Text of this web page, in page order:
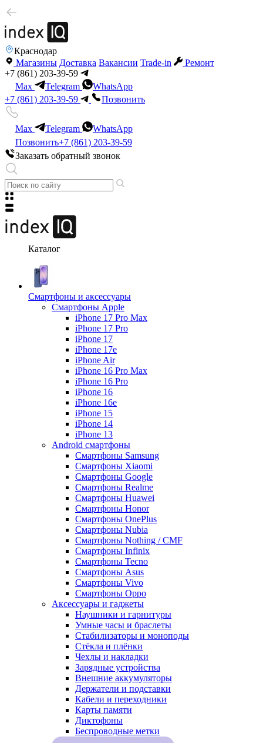
Краснодар
Магазины Доставка Вакансии Trade-in
Ремонт
+7 (861) 203-39-59
Max
Telegram
WhatsApp
+7 (861) 203-39-59
Позвонить
Max Telegram
WhatsApp
Позвонить+7 (861) 203-39-59
Заказать обратный звонок
Каталог
Смартфоны и аксессуары
Смартфоны Apple
iPhone 17 Pro Max
iPhone 17 Pro
iPhone 17
iPhone 17e
iPhone Air
iPhone 16 Pro Max
iPhone 16 Pro
iPhone 16
iPhone 16e
iPhone 15
iPhone 14
iPhone 13
Android cмартфоны
Смартфоны Samsung
Смартфоны Xiaomi
Смартфоны Google
Смартфоны Realme
Смартфоны Huawei
Смартфоны Honor
Смартфоны OnePlus
Смартфоны Nubia
Смартфоны Nothing / CMF
Смартфоны Infinix
Смартфоны Tecno
Смартфоны Asus
Смартфоны Vivo
Смартфоны Oppo
Аксессуары и гаджеты
Наушники и гарнитуры
Умные часы и браслеты
Стабилизаторы и моноподы
Стёкла и плёнки
Чехлы и накладки
Зарядные устройства
Внешние аккумуляторы
Держатели и подставки
Кабели и переходники
Карты памяти
Диктофоны
Беспроводные метки